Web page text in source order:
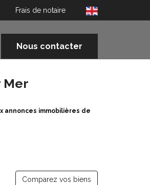
Frais de notaire
Nous contacter
Mer
annonces immobilières de
Comparez vos biens